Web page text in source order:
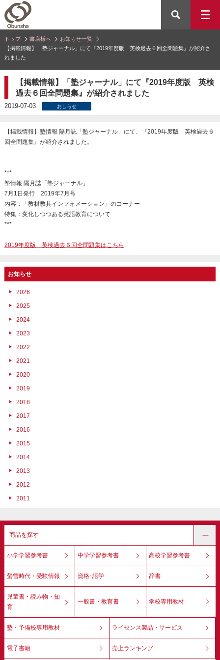
トップ 書店様へ
お知らせ一覧
【掲載情報】「塾ジャーナル」にて『2019年度版 英検過去６回全問題集』が紹介さ
れました
【掲載情報】「塾ジャーナル」にて『2019年度版 英検
過去６回全問題集』が紹介されました
2019-07-03 おしらせ
【掲載情報】塾情報 隔月誌「塾ジャーナル」にて、『2019年度版 英検過去６
回全問題集』が紹介されました。
***
塾情報 隔月誌「塾ジャーナル」
7月1日発行 2019年7月号
内容：「教材教具インフォメーション」のコーナー
特集：変化しつつある英語教育について
***
2019年度版 英検過去６回全問題集はこちら
お知らせ
2026
2025
2024
2023
2022
2021
2020
2019
2018
2017
2016
2015
2014
2013
2012
2011
商品を探す
小学学習参考書 中学学習参考書 高校学習参考書
螢雪時代・受験情報 資格･語学 辞書
児童書・読み物・知
育
一般書・教育書 学校専用教材
塾・予備校専用教材 ライセンス製品・サービス
電子書籍 売上ランキング